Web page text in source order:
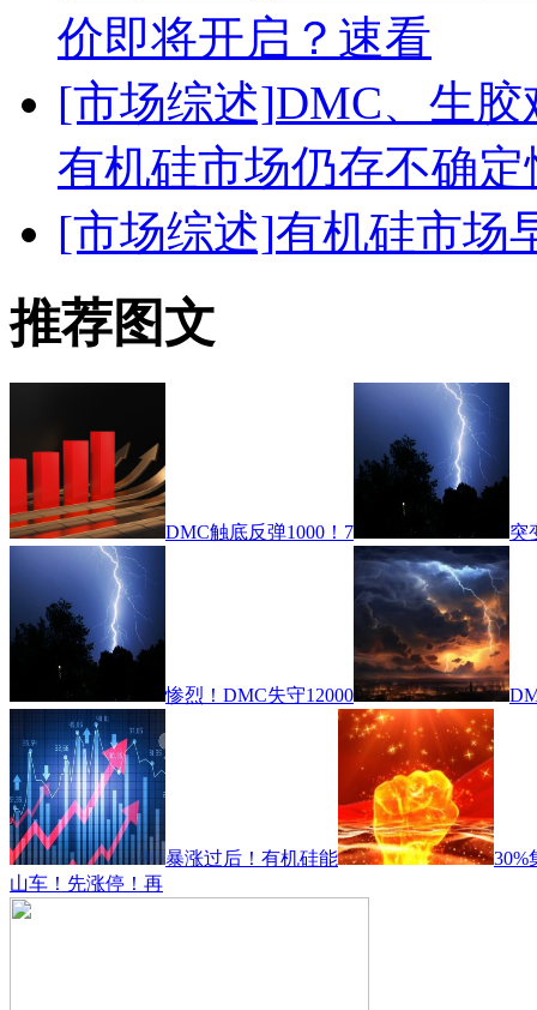
价即将开启？速看
[市场综述]DMC、生胶
有机硅市场仍存不确定
[市场综述]有机硅市场
推荐图文
DMC触底反弹1000！7 突
惨烈！DMC失守12000
暴涨过后！有机硅能
30%
山车！先涨停！再